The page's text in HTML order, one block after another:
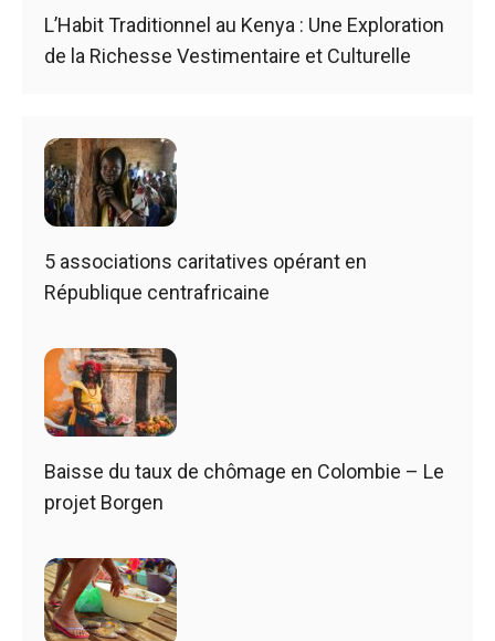
L’Habit Traditionnel au Kenya : Une Exploration
de la Richesse Vestimentaire et Culturelle
5 associations caritatives opérant en
République centrafricaine
Baisse du taux de chômage en Colombie – Le
projet Borgen